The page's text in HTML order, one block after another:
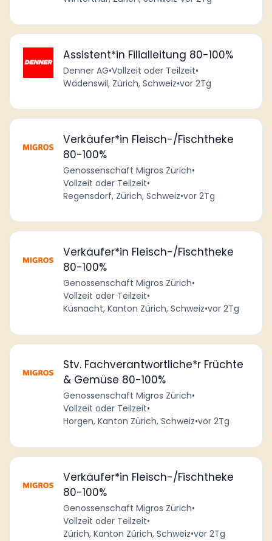
Assistent*in Filialleitung 80-100%
Denner AG•Vollzeit oder Teilzeit•
Wädenswil, Zürich, Schweiz•vor 2Tg
Verkäufer*in Fleisch-/Fischtheke
80-100%
Genossenschaft Migros Zürich•
Vollzeit oder Teilzeit•
Regensdorf, Zürich, Schweiz•vor 2Tg
Verkäufer*in Fleisch-/Fischtheke
80-100%
Genossenschaft Migros Zürich•
Vollzeit oder Teilzeit•
Küsnacht, Kanton Zürich, Schweiz•vor 2Tg
Stv. Fachverantwortliche*r Früchte
& Gemüse 80-100%
Genossenschaft Migros Zürich•
Vollzeit oder Teilzeit•
Horgen, Kanton Zürich, Schweiz•vor 2Tg
Verkäufer*in Fleisch-/Fischtheke
80-100%
Genossenschaft Migros Zürich•
Vollzeit oder Teilzeit•
Zürich, Kanton Zürich, Schweiz•vor 2Tg